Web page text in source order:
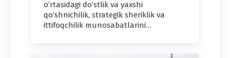
o‘rtasidagi do‘stlik va yaxshi
qo‘shnichilik, strategik sheriklik va
ittifoqchilik munosabatlarini…